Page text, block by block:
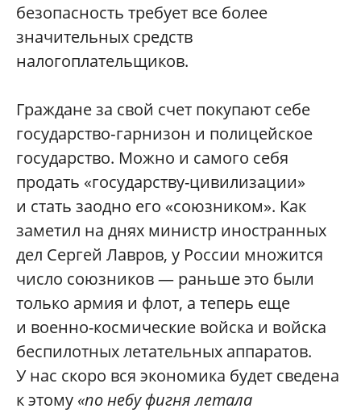
безопасность требует все более
значительных средств
налогоплательщиков.
Граждане за свой счет покупают себе
государство‑гарнизон и полицейское
государство. Можно и самого себя
продать «государству-цивилизации»
и стать заодно его «союзником». Как
заметил на днях министр иностранных
дел Сергей Лавров, у России множится
число союзников — раньше это были
только армия и флот, а теперь еще
и военно-космические войска и войска
беспилотных летательных аппаратов.
У нас скоро вся экономика будет сведена
к этому «по небу фигня летала